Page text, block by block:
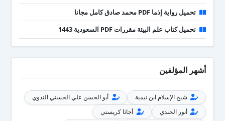
تحميل رواية إذما PDF محمد صادق كامل مجانا
تحميل كتاب علم البيئة مقررات PDF السعودية 1443
أشهر المؤلفين
شيخ الإسلام ابن تيمية
أبو الحسن علي الحسني الندوي
أنور الجندي
أجاثا كريستي